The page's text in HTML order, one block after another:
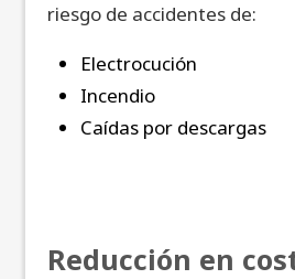
riesgo de accidentes de:
Electrocución
Incendio
Caídas por descargas
Reducción en